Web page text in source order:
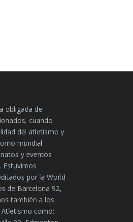
obligada de
cuando
del atletismo y
mundial.
y eventos
Estuvimos
por la World
de Barcelona 92,
también a los
como: